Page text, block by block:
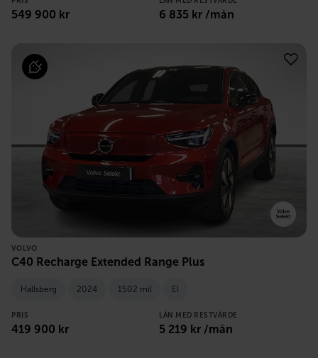
549 900 kr 6 835 kr /mån
VOLVO
C40 Recharge Extended Range Plus
Hallsberg 2024 1502 mil El
PRIS
419 900 kr
LÅN MED RESTVÄRDE
5 219 kr /mån